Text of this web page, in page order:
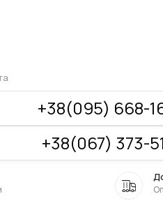
+38(095) 668-
+38(067) 373-